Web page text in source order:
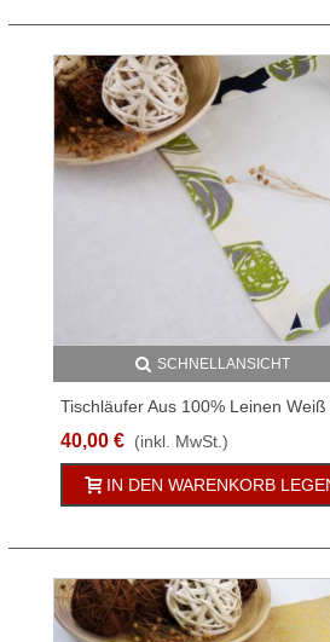
SCHNELLANSICHT
Tischläufer Aus 100% Leinen
40,00 € (inkl. MwSt.)
IN DEN WARENKORB